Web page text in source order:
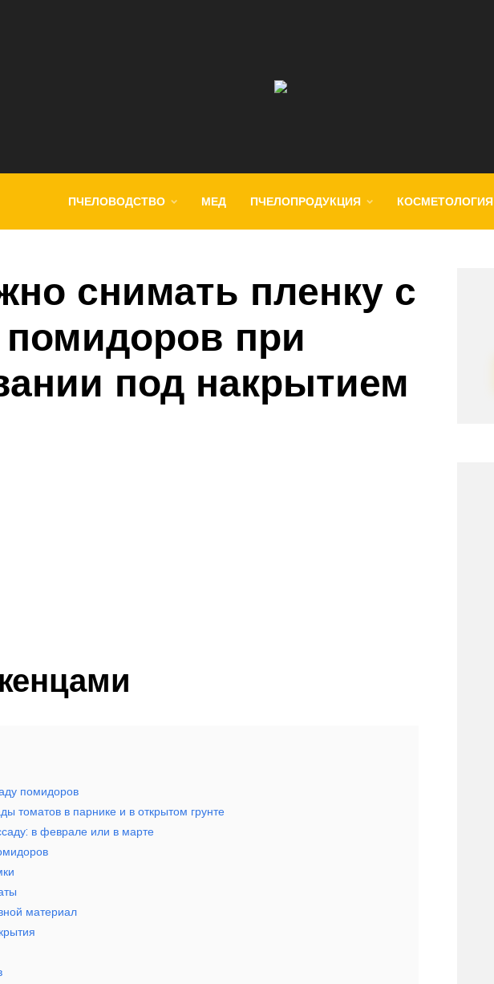
ПЧЕЛОВОДСТВО МЕД ПЧЕЛОПРОДУКЦИЯ КОСМЕТОЛОГИЯ
снимать пленку с
при
под накрытием
помидоров
томатов в парнике и в открытом грунте
в феврале или в марте
материал